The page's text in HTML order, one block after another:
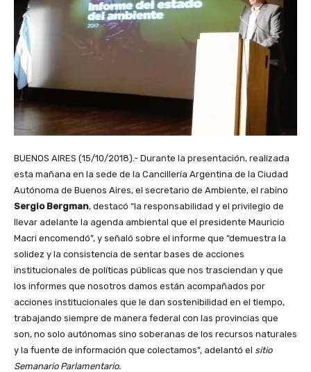
BUENOS AIRES (15/10/2018).- Durante la presentación, realizada
esta mañana en la sede de la Cancillería Argentina de la Ciudad
Autónoma de Buenos Aires, el secretario de Ambiente, el rabino
Sergio Bergman, destacó “la responsabilidad y el privilegio de
llevar adelante la agenda ambiental que el presidente Mauricio
Macri encomendó”, y señaló sobre el informe que “demuestra la
solidez y la consistencia de sentar bases de acciones
institucionales de políticas públicas que nos trasciendan y que
los informes que nosotros damos están acompañados por
acciones institucionales que le dan sostenibilidad en el tiempo,
trabajando siempre de manera federal con las provincias que
son, no solo autónomas sino soberanas de los recursos naturales
y la fuente de información que colectamos”, adelantó el sitio
Semanario Parlamentario.